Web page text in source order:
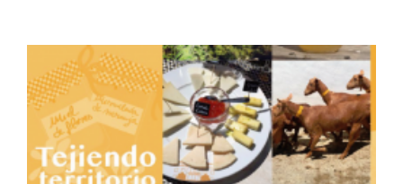
Presentamos un estudio
sobre las principales
dificultades de las